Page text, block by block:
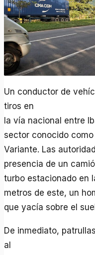
Un conductor de
tiros en
la vía nacional entre
sector conocido como
Variante. Las
presencia de un
turbo estacionado en
metros de este, un
que yacía sobre el
De inmediato,
al